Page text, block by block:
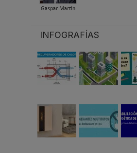
Gaspar Martín
INFOGRAFÍAS